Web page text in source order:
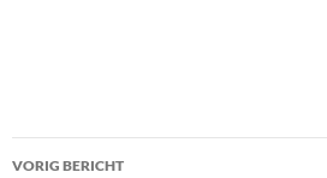
Bericht
VORIG BERICHT